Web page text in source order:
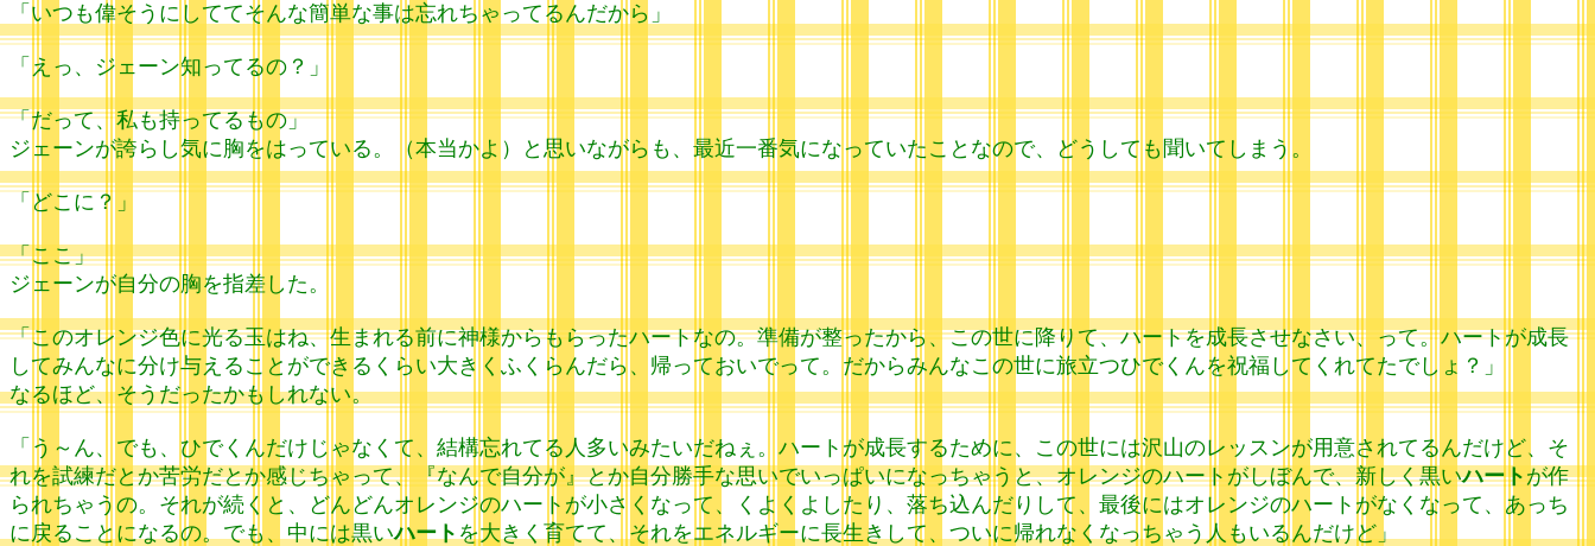
「いつも偉そうにしててそんな簡単な事は忘れちゃってるんだから」
「えっ、ジェーン知ってるの？」
「だって、私も持ってるもの」
ジェーンが誇らし気に胸をはっている。（本当かよ）と思いながらも、最近一番気になっていたことなので、どうしても聞いてしまう。
「どこに？」
「ここ」
ジェーンが自分の胸を指差した。
「このオレンジ色に光る玉はね、生まれる前に神様からもらったハートなの。準備が整ったから、この世に降りて、ハートを成長させなさい、って。ハートが成長
してみんなに分け与えることができるくらい大きくふくらんだら、帰っておいでって。だからみんなこの世に旅立つひでくんを祝福してくれてたでしょ？」
なるほど、そうだったかもしれない。
「う～ん、でも、ひでくんだけじゃなくて、結構忘れてる人多いみたいだねぇ。ハートが成長するために、この世には沢山のレッスンが用意されてるんだけど、そ
れを試練だとか苦労だとか感じちゃって、『なんで自分が』とか自分勝手な思いでいっぱいになっちゃうと、オレンジのハートがしぼんで、新しく黒いハート が作
られちゃうの。それが続くと、どんどんオレンジのハートが小さくなって、くよくよしたり、落ち込んだりして、最後にはオレンジのハートがなくなって、あっち
に戻ることになるの。でも、中には黒いハートを大きく育てて、それをエネルギーに長生きして、ついに帰れなくなっちゃう人もいるんだけど」